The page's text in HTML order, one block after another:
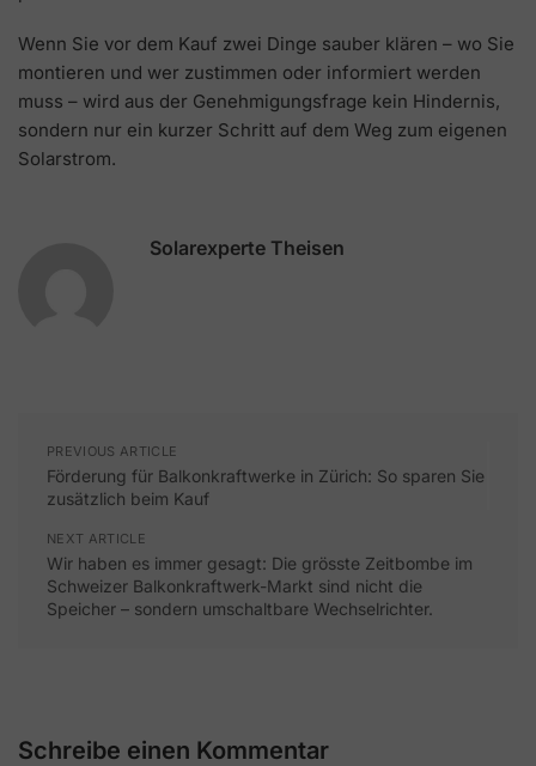
Wenn Sie vor dem Kauf zwei Dinge sauber klären – wo Sie
montieren und wer zustimmen oder informiert werden
muss – wird aus der Genehmigungsfrage kein Hindernis,
sondern nur ein kurzer Schritt auf dem Weg zum eigenen
Solarstrom.
Solarexperte Theisen
PREVIOUS ARTICLE
Förderung für Balkonkraftwerke in Zürich: So sparen Sie
zusätzlich beim Kauf
NEXT ARTICLE
Wir haben es immer gesagt: Die grösste Zeitbombe im
Schweizer Balkonkraftwerk-Markt sind nicht die
Speicher – sondern umschaltbare Wechselrichter.
Schreibe einen Kommentar